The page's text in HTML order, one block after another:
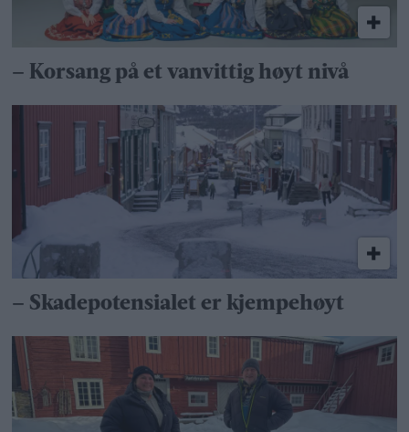
– Korsang på et vanvittig høyt nivå
– Skadepotensialet er kjempehøyt